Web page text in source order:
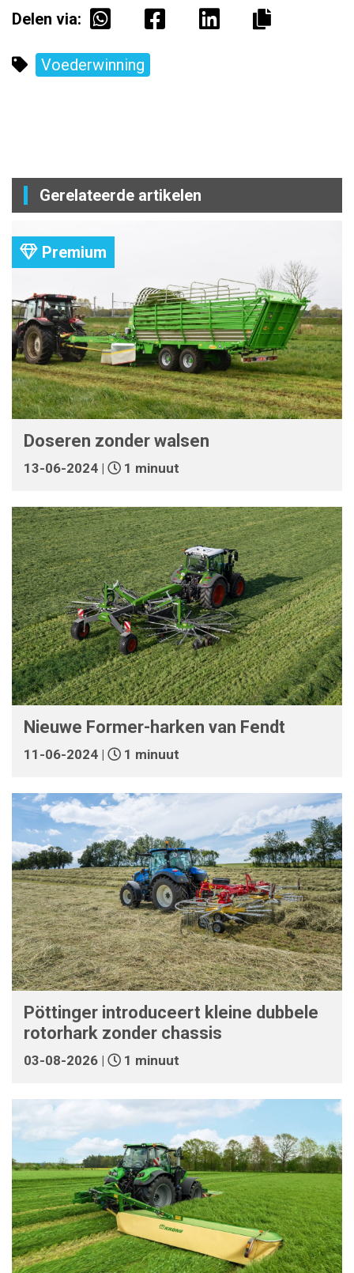
Delen via:
Voederwinning
Gerelateerde artikelen
Premium
Doseren zonder walsen
13-06-2024 | 1 minuut
Nieuwe Former-harken van Fendt
11-06-2024 | 1 minuut
Pöttinger introduceert kleine dubbele
rotorhark zonder chassis
03-08-2026 | 1 minuut